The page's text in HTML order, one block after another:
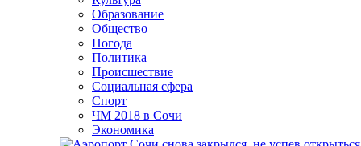
Образование
Общество
Погода
Политика
Происшествие
Социальная сфера
Спорт
ЧМ 2018 в Сочи
Экономика